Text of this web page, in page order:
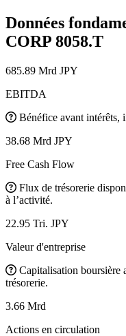
Données
CORP 8058.T
685.89 Mrd JPY
EBITDA
Bénéfice avant intérêts,
38.68 Mrd JPY
Free Cash Flow
Flux de trésorerie
à l’activité.
22.95 Tri. JPY
Valeur d'entreprise
Capitalisation boursière
trésorerie.
3.66 Mrd
Actions en circulation